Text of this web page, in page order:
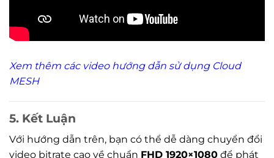
Xem thêm các video hướng dẫn sử dụng Cloud
MESH
5. Kết Luận
Với hướng dẫn trên, bạn có thể dễ dàng chuyển đổi
video bitrate cao về chuẩn FHD 1920×1080 để phát